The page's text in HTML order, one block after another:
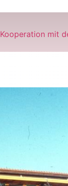
Kooperation mit